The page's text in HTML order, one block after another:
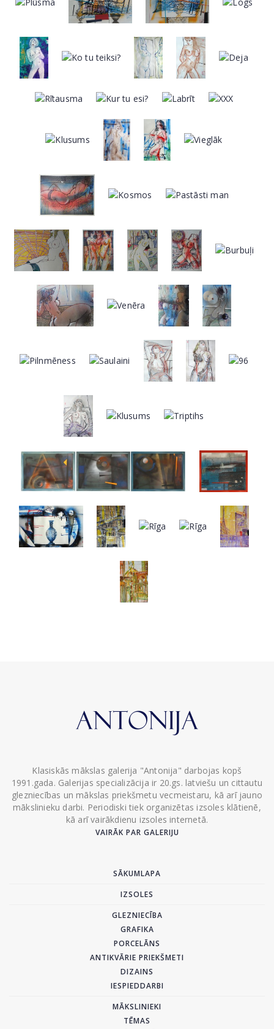
Klasiskās mākslas galerija "Antonija" darbojas kopš
1991.gada. Galerijas specializācija ir 20.gs. latviešu un cittautu
glezniecības un mākslas priekšmetu vecmeistaru, kā arī jauno
mākslinieku darbi. Periodiski tiek organizētas izsoles klātienē,
kā arī vairākdienu izsoles internetā.
VAIRĀK PAR GALERIJU
SĀKUMLAPA
IZSOLES
GLEZNIECĪBA
GRAFIKA
PORCELĀNS
ANTIKVĀRIE PRIEKŠMETI
DIZAINS
IESPIEDDARBI
MĀKSLINIEKI
TĒMAS